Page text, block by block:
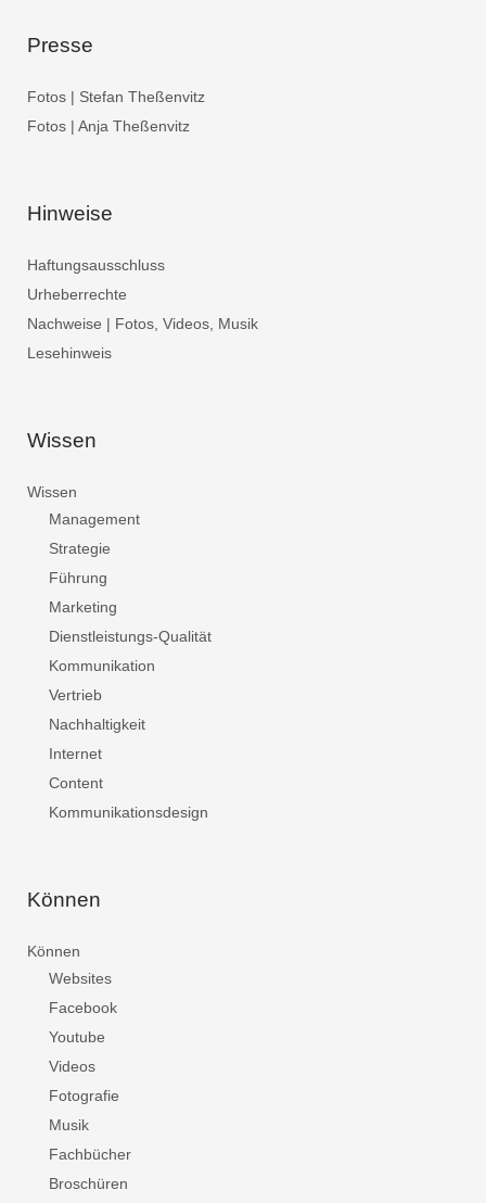
Presse
Fotos | Stefan Theßenvitz
Fotos | Anja Theßenvitz
Hinweise
Haftungsausschluss
Urheberrechte
Nachweise | Fotos, Videos, Musik
Lesehinweis
Wissen
Wissen
Management
Strategie
Führung
Marketing
Dienstleistungs-Qualität
Kommunikation
Vertrieb
Nachhaltigkeit
Internet
Content
Kommunikationsdesign
Können
Können
Websites
Facebook
Youtube
Videos
Fotografie
Musik
Fachbücher
Broschüren